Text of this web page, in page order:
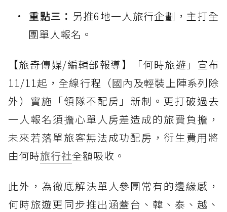
重點三： 另推6地一人旅行企劃，主打全
團單人報名。
【旅奇傳媒/編輯部報導】「何時旅遊」宣布
11/11起，全線行程（國內及輕裝上陣系列除
外）實施「領隊不配房」新制。更打破過去
一人報名須擔心單人房差造成的旅費負擔，
未來若落單旅客無法成功配房，衍生費用將
由何時旅行社全額吸收。
此外，為徹底解決單人參團常有的邊緣感，
何時旅遊更同步推出涵蓋台、韓、泰、越、